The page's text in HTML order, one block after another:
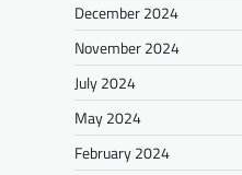
December 2024
November 2024
July 2024
May 2024
February 2024